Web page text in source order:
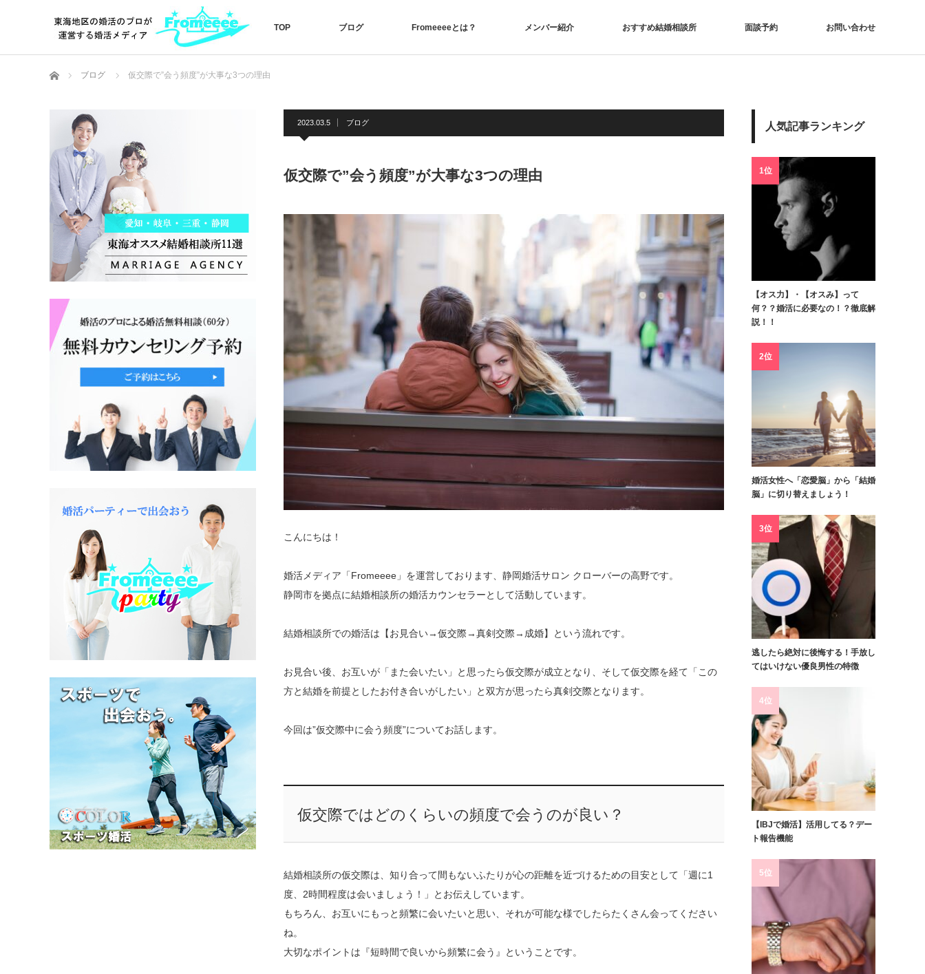
TOP ブログ Fromeeeeとは？ メンバー紹介 おすすめ結婚相談所 面談予約 お問い合わせ
ホーム ブログ 仮交際で”会う頻度”が大事な3つの理由
2023.03.5 ブログ
仮交際で”会う頻度”が大事な3つの理由
こんにちは！
婚活メディア「Fromeeee」を運営しております、静岡婚活サロン クローバーの高野です。
静岡市を拠点に結婚相談所の婚活カウンセラーとして活動しています。
結婚相談所での婚活は【お見合い→仮交際→真剣交際→成婚】という流れです。
お見合い後、お互いが「また会いたい」と思ったら仮交際が成立となり、そして仮交際を経て「この
方と結婚を前提としたお付き合いがしたい」と双方が思ったら真剣交際となります。
今回は”仮交際中に会う頻度”についてお話します。
仮交際ではどのくらいの頻度で会うのが良い？
結婚相談所の仮交際は、知り合って間もないふたりが心の距離を近づけるための目安として「週に1
度、2時間程度は会いましょう！」とお伝えしています。
もちろん、お互いにもっと頻繁に会いたいと思い、それが可能な様でしたらたくさん会ってください
ね。
大切なポイントは『短時間で良いから頻繁に会う』ということです。
人気記事ランキング
1位
【オス力】・【オスみ】って
何？？婚活に必要なの！？徹底解
説！！
2位
婚活女性へ「恋愛脳」から「結婚
脳」に切り替えましょう！
3位
逃したら絶対に後悔する！手放し
てはいけない優良男性の特徴
4位
【IBJで婚活】活用してる？デー
ト報告機能
5位